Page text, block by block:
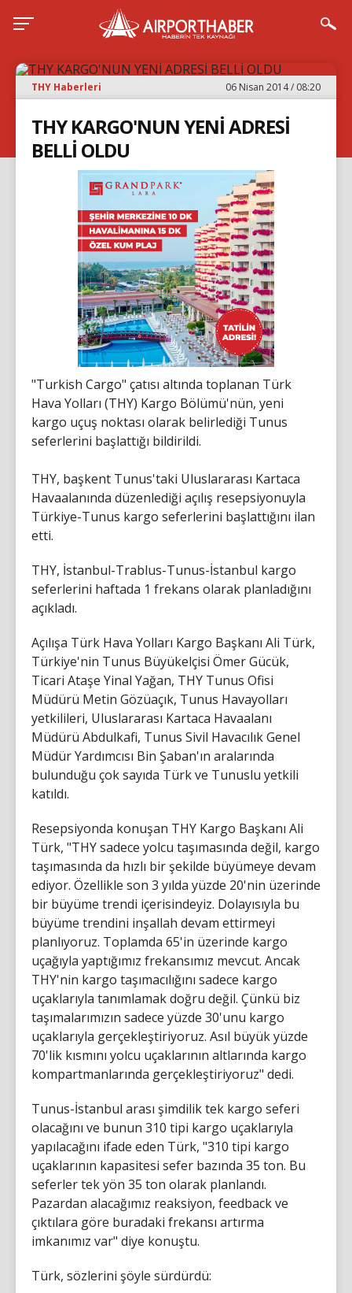
THY Haberleri 06 Nisan 2014 / 08:20
THY KARGO'NUN YENİ ADRESİ
BELLİ OLDU
"Turkish Cargo" çatısı altında toplanan Türk
Hava Yolları (THY) Kargo Bölümü'nün, yeni
kargo uçuş noktası olarak belirlediği Tunus
seferlerini başlattığı bildirildi.
THY, başkent Tunus'taki Uluslararası Kartaca
Havaalanında düzenlediği açılış resepsiyonuyla
Türkiye-Tunus kargo seferlerini başlattığını ilan
etti.
THY, İstanbul-Trablus-Tunus-İstanbul kargo
seferlerini haftada 1 frekans olarak planladığını
açıkladı.
Açılışa Türk Hava Yolları Kargo Başkanı Ali Türk,
Türkiye'nin Tunus Büyükelçisi Ömer Gücük,
Ticari Ataşe Yinal Yağan, THY Tunus Ofisi
Müdürü Metin Gözüaçık, Tunus Havayolları
yetkilileri, Uluslararası Kartaca Havaalanı
Müdürü Abdulkafi, Tunus Sivil Havacılık Genel
Müdür Yardımcısı Bin Şaban'ın aralarında
bulunduğu çok sayıda Türk ve Tunuslu yetkili
katıldı.
Resepsiyonda konuşan THY Kargo Başkanı Ali
Türk, "THY sadece yolcu taşımasında değil, kargo
taşımasında da hızlı bir şekilde büyümeye devam
ediyor. Özellikle son 3 yılda yüzde 20'nin üzerinde
bir büyüme trendi içerisindeyiz. Dolayısıyla bu
büyüme trendini inşallah devam ettirmeyi
planlıyoruz. Toplamda 65'in üzerinde kargo
uçağıyla yaptığımız frekansımız mevcut. Ancak
THY'nin kargo taşımacılığını sadece kargo
uçaklarıyla tanımlamak doğru değil. Çünkü biz
taşımalarımızın sadece yüzde 30'unu kargo
uçaklarıyla gerçekleştiriyoruz. Asıl büyük yüzde
70'lik kısmını yolcu uçaklarının altlarında kargo
kompartmanlarında gerçekleştiriyoruz" dedi.
Tunus-İstanbul arası şimdilik tek kargo seferi
olacağını ve bunun 310 tipi kargo uçaklarıyla
yapılacağını ifade eden Türk, "310 tipi kargo
uçaklarının kapasitesi sefer bazında 35 ton. Bu
seferler tek yön 35 ton olarak planlandı.
Pazardan alacağımız reaksiyon, feedback ve
çıktılara göre buradaki frekansı artırma
imkanımız var" diye konuştu.
Türk, sözlerini şöyle sürdürdü: